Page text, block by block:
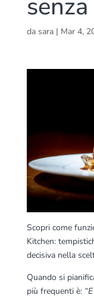
da sara| Mar 4,
Scopri come
Kitchen:
decisiva nella
Quando si
più frequenti è: